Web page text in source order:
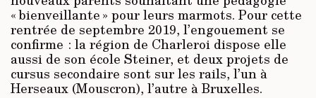
« bienveillante » pour leurs marmots. Pour cette
rentrée de septembre 2019, l’engouement se
confirme : la région de Charleroi dispose elle
aussi de son école Steiner, et deux projets de
cursus secondaire sont sur les rails, l’un à
Herseaux (Mouscron), l’autre à Bruxelles.